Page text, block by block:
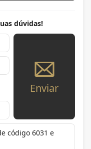
dúvidas!
Enviar